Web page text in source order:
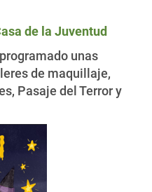
de la Juventud
unas
de maquillaje,
Pasaje del Terror y